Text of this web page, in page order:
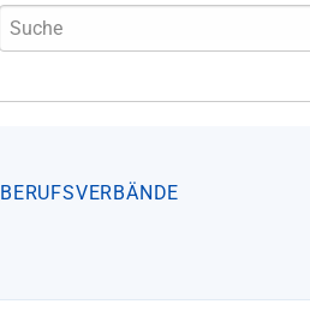
BERUFSVERBÄNDE